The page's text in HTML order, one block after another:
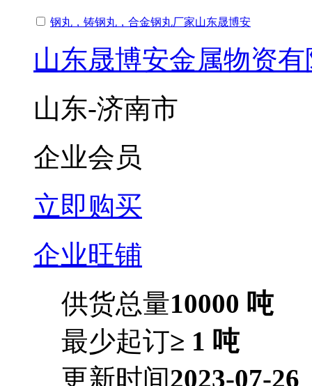
钢丸，铸钢丸，合金钢丸厂家山东晟博安
山东晟博安金属物资
山东-济南市
企业会员
立即购买
企业旺铺
供货总量10000 吨
最少起订≥ 1 吨
更新时间2023-07-26